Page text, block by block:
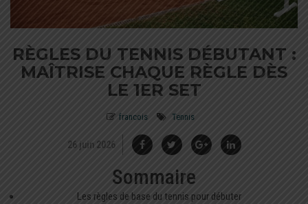
RÈGLES DU TENNIS DÉBUTANT :
MAÎTRISE CHAQUE RÈGLE DÈS
LE 1ER SET
francois Tennis
26 juin 2026
Sommaire
Les règles de base du tennis pour débuter